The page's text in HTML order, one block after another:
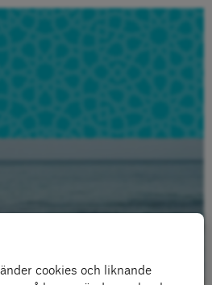
cookies och liknande